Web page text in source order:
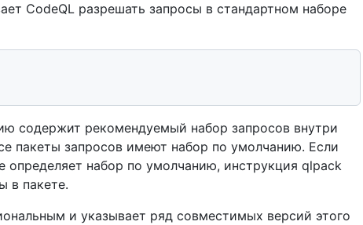
CodeQL разрешать запросы в стандартном наборе
содержит рекомендуемый набор запросов внутри
пакеты запросов имеют набор по умолчанию. Если
определяет набор по умолчанию, инструкция qlpack
в пакете.
и указывает ряд совместимых версий этого